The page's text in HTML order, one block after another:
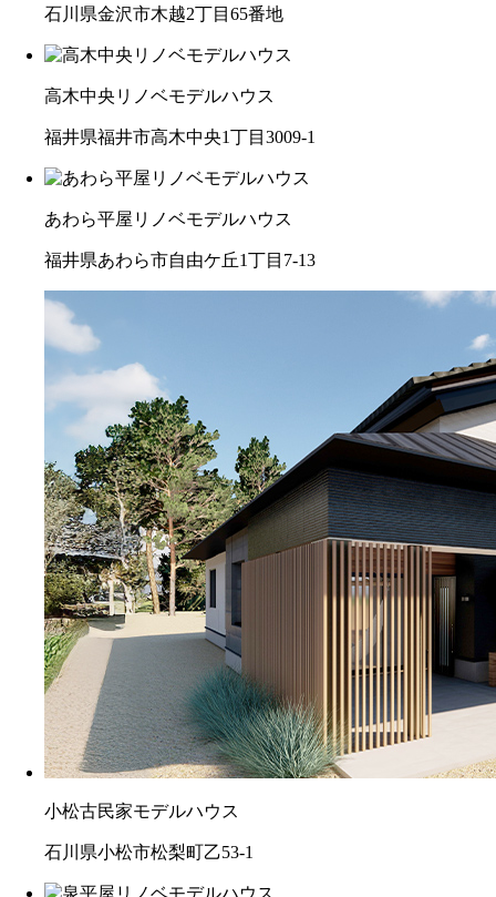
石川県金沢市木越2丁目65番地
高木中央リノベモデルハウス
福井県福井市高木中央1丁目3009-1
あわら平屋リノベモデルハウス
福井県あわら市自由ケ丘1丁目7-13
小松古民家モデルハウス
石川県小松市松梨町乙53-1